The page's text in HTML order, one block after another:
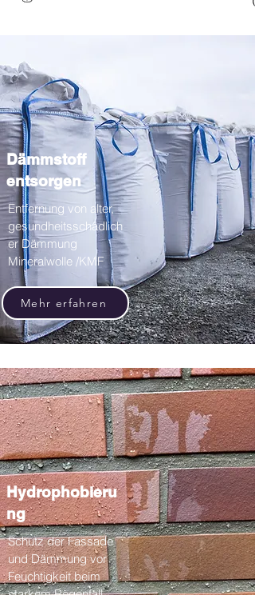
Dämmstoff
entsorgen
Entfernung von alter,
gesundheitsschädlich
er Dämmung
Mineralwolle /KMF
Mehr erfahren
Hydrophobieru
ng
Schutz der Fassade
und Dämmung vor
Feuchtigkeit beim